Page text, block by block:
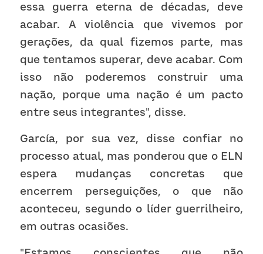
essa guerra eterna de décadas, deve
acabar. A violência que vivemos por
gerações, da qual fizemos parte, mas
que tentamos superar, deve acabar. Com
isso não poderemos construir uma
nação, porque uma nação é um pacto
entre seus integrantes", disse.
García, por sua vez, disse confiar no
processo atual, mas ponderou que o ELN
espera mudanças concretas que
encerrem perseguições, o que não
aconteceu, segundo o líder guerrilheiro,
em outras ocasiões.